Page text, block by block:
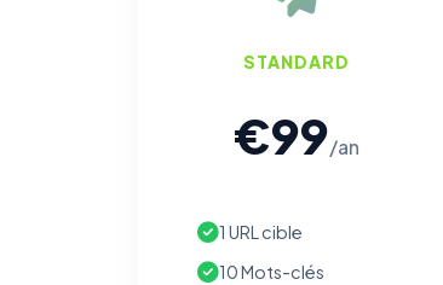
STANDARD
€99/an
1 URL cible
10 Mots-clés